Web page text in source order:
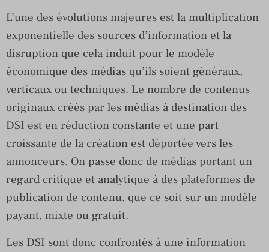
L’une des évolutions majeures est la multiplication
exponentielle des sources d’information et la
disruption que cela induit pour le modèle
économique des médias qu’ils soient généraux,
verticaux ou techniques. Le nombre de contenus
originaux créés par les médias à destination des
DSI est en réduction constante et une part
croissante de la création est déportée vers les
annonceurs. On passe donc de médias portant un
regard critique et analytique à des plateformes de
publication de contenu, que ce soit sur un modèle
payant, mixte ou gratuit.
Les DSI sont donc confrontés à une information